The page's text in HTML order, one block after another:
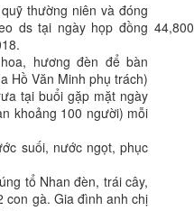
thường niên và đóng
ds tại ngày họp đồng
hương đèn để bàn
Hồ Văn Minh phụ trách)
tại buổi gặp mặt ngày
khoảng 100 người) mỗi
suối, nước ngọt, phục
tổ Nhan đèn, trái cây,
con gà. Gia đình anh chị